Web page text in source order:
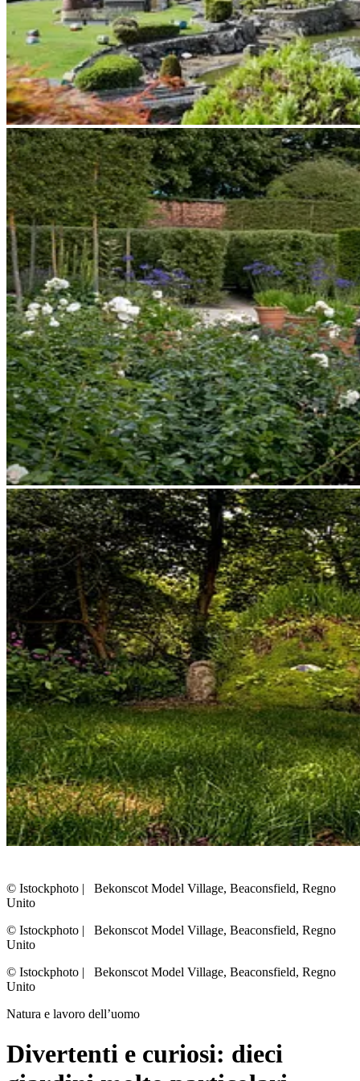
© Istockphoto |
Bekonscot Model Village, Beaconsfield, Regno
Unito
© Istockphoto |
Bekonscot Model Village, Beaconsfield, Regno
Unito
© Istockphoto |
Bekonscot Model Village, Beaconsfield, Regno
Unito
Natura e lavoro dell’uomo
Divertenti e curiosi: dieci